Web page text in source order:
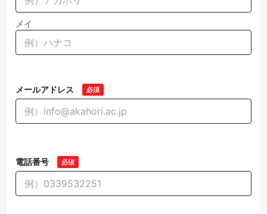
メイ
メールアドレス 必須
電話番号 必須